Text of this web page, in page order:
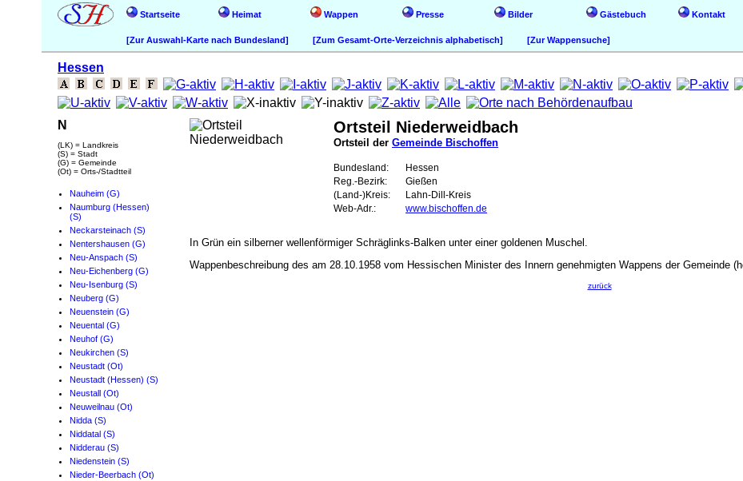
Startseite Heimat Wappen Presse Bilder Gästebuch Kontakt
[Zur Auswahl-Karte nach Bundesland] [Zum Gesamt-Orte-Verzeichnis alphabetisch] [Zur Wappensuche]
Hessen
N
(LK) = Landkreis
(S) = Stadt
(G) = Gemeinde
(Ot) = Orts-/Stadtteil
Nauheim (G)
Naumburg (Hessen)
(S)
Neckarsteinach (S)
Nentershausen (G)
Neu-Anspach (S)
Neu-Eichenberg (G)
Neu-Isenburg (S)
Neuberg (G)
Neuenstein (G)
Neuental (G)
Neuhof (G)
Neukirchen (S)
Neustadt (Ot)
Neustadt (Hessen) (S)
Neustall (Ot)
Neuweilnau (Ot)
Nidda (S)
Niddatal (S)
Nidderau (S)
Niedenstein (S)
Nieder-Beerbach (Ot)
Ortsteil Niederweidbach
Ortsteil der Gemeinde Bischoffen
Bundesland:
Hessen
Reg.-Bezirk:
Gießen
(Land-)Kreis:
Lahn-Dill-Kreis
Web-Adr.:
www.bischoffen.de
In Grün ein silberner wellenförmiger Schräglinks-Balken unter einer goldenen Muschel.
Wappenbeschreibung des am 28.10.1958 vom Hessischen Minister des Innern genehmigten Wappens der Gemeinde
zurück